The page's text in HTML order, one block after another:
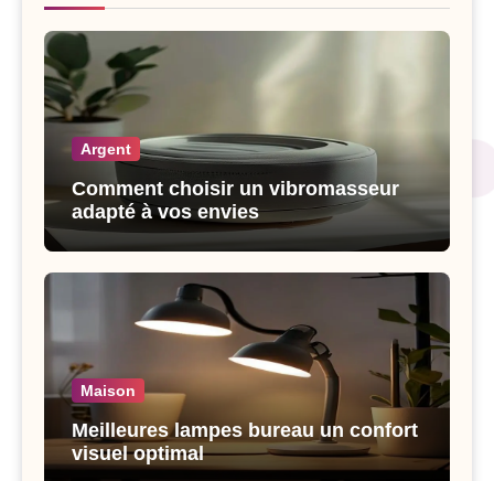
Argent
Comment choisir un vibromasseur
adapté à vos envies
Maison
Meilleures lampes bureau un confort
visuel optimal